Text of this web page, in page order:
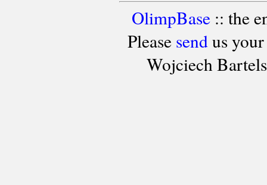
OlimpBase:: the
Please sendus your
Wojciech